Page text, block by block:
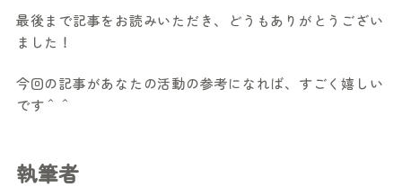
最後まで記事をお読みいただき、どうもありがとうござい
ました！
今回の記事があなたの活動の参考になれば、すごく嬉しい
です＾＾
執筆者